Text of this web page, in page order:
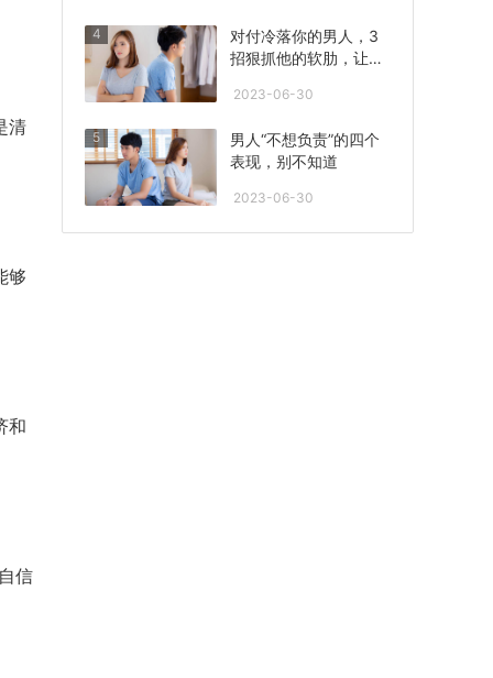
清
够
和
信
4
对付冷落你的男人，3
招狠抓他的软肋，让他
2023-06-30
5
男人“不想负责”的四个
表现，别不知道
2023-06-30